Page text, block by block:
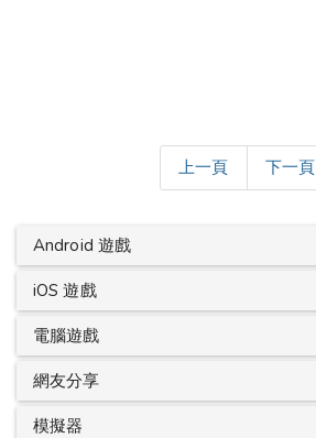
上一頁 下一頁
Android 遊戲
iOS 遊戲
電腦遊戲
網友分享
模擬器